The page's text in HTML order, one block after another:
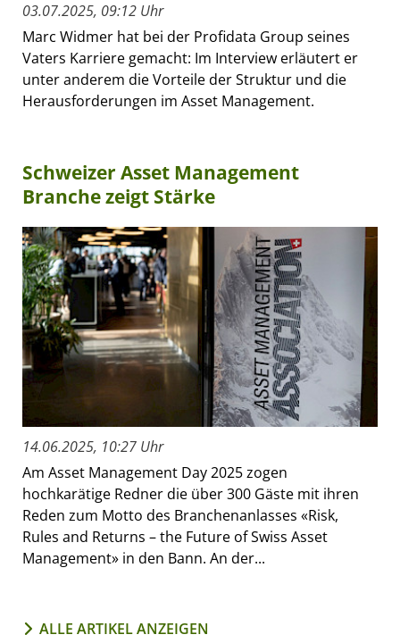
03.07.2025, 09:12 Uhr
Marc Widmer hat bei der Profidata Group seines
Vaters Karriere gemacht: Im Interview erläutert er
unter anderem die Vorteile der Struktur und die
Herausforderungen im Asset Management.
Schweizer Asset Management
Branche zeigt Stärke
14.06.2025, 10:27 Uhr
Am Asset Management Day 2025 zogen
hochkarätige Redner die über 300 Gäste mit ihren
Reden zum Motto des Branchenanlasses «Risk,
Rules and Returns – the Future of Swiss Asset
Management» in den Bann. An der...
ALLE ARTIKEL ANZEIGEN